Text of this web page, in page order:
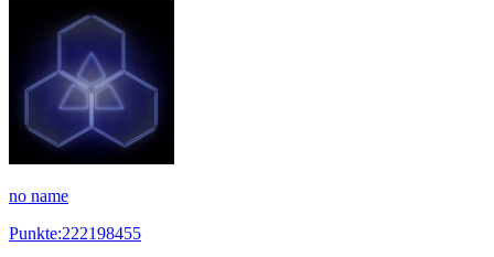
no name
Punkte:222198455